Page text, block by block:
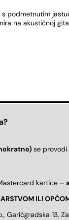
s podmetnutim
na akustičnoj
se
kartice –
ILI
Garićgradska 13,